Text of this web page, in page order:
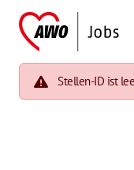
Stellen-ID ist